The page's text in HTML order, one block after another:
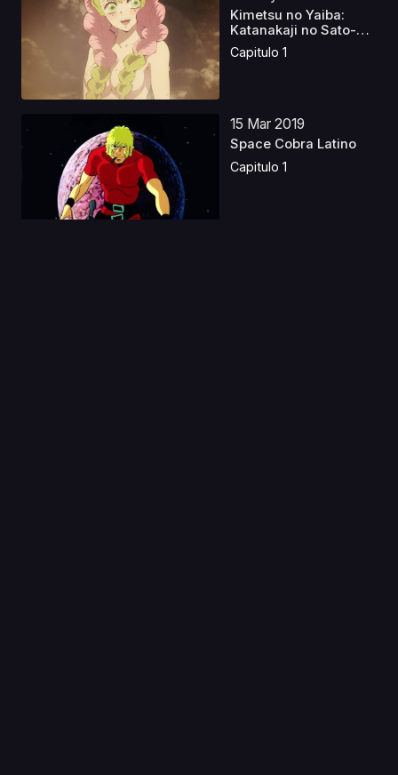
Kimetsu no Yaiba:
Katanakaji no Sato-
hen...
Capitulo 1
15 Mar 2019
Space Cobra Latino
Capitulo 1